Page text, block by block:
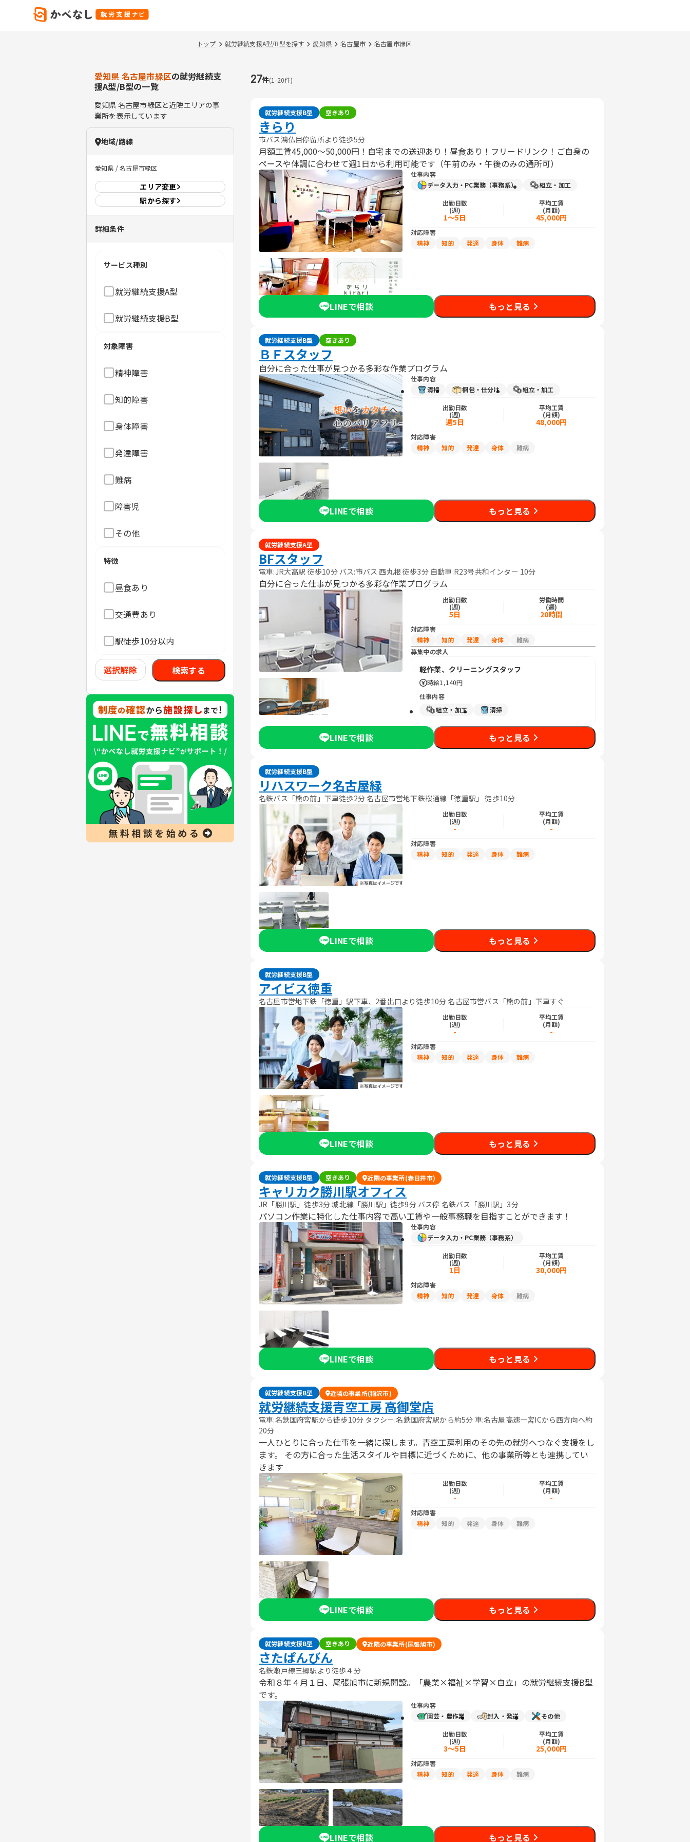
トップ 就労継続支援A型/B型を探す 愛知県 名古屋市 名古屋市緑区
愛知県 名古屋市緑区の就労継続支
援A型/B型の一覧
愛知県 名古屋市緑区と近隣エリアの事
業所を表示しています
地域/路線
愛知県 / 名古屋市緑区
エリア変更
駅から探す
詳細条件
サービス種別
就労継続支援A型
就労継続支援B型
対象障害
精神障害
知的障害
身体障害
発達障害
難病
障害児
その他
特徴
昼食あり
交通費あり
駅徒歩10分以内
選択解除 検索する
27件(1 -20件)
就労継続支援B型 空きあり
きらり
市バス鴻仏目停留所より徒歩5分
月額工賃45,000～50,000円！自宅までの送迎あり！昼食あり！フリードリンク！ご自身の
ペースや体調に合わせて週1日から利用可能です（午前のみ・午後のみの通所可）
仕事内容
データ入力・PC業務（事務系）
組立・加工
出勤日数
(週)
1～5日
平均工賃
(月額)
45,000円
対応障害
精神
知的 発達 身体 難病
LINEで相談 もっと見る
就労継続支援B型 空きあり
ＢＦスタッフ
自分に合った仕事が見つかる多彩な作業プログラム
仕事内容
清掃
梱包・仕分け 組立・加工
出勤日数
(週)
週5日
平均工賃
(月額)
48,000円
対応障害
精神
知的 発達 身体 難病
LINEで相談 もっと見る
就労継続支援A型
BFスタッフ
電車:JR大高駅 徒歩10分 バス:市バス 西丸根 徒歩3分 自動車:R23号共和インター 10分
自分に合った仕事が見つかる多彩な作業プログラム
出勤日数
(週)
5日
労働時間
(週)
20時間
対応障害
精神
知的 発達 身体
難病
募集中の求人
軽作業、クリーニングスタッフ
時給1,140円
仕事内容
組立・加工
清掃
LINEで相談 もっと見る
就労継続支援B型
リハスワーク名古屋緑
名鉄バス「熊の前」下車徒歩2分 名古屋市営地下鉄桜通線「徳重駅」 徒歩10分
出勤日数
(週)
-
平均工賃
(月額)
-
対応障害
精神
知的 発達 身体 難病
LINEで相談 もっと見る
就労継続支援B型
アイビス徳重
名古屋市営地下鉄「徳重」駅下車、2番出口より徒歩10分 名古屋市営バス「熊の前」下車すぐ
出勤日数
(週)
-
平均工賃
(月額)
-
対応障害
精神
知的 発達 身体 難病
LINEで相談 もっと見る
就労継続支援B型 空きあり 近隣の事業所(春日井市)
キャリカク勝川駅オフィス
JR「勝川駅」徒歩3分 城北線「勝川駅」徒歩9分 バス停 名鉄バス「勝川駅」3分
パソコン作業に特化した仕事内容で高い工賃や一般事務職を目指すことができます！
仕事内容
データ入力・PC業務（事務系）
出勤日数
(週)
1日
平均工賃
(月額)
30,000円
対応障害
精神
知的 発達 身体 難病
LINEで相談 もっと見る
就労継続支援B型 近隣の事業所(稲沢市)
就労継続支援青空工房 高御堂店
電車:名鉄国府宮駅から徒歩10分 タクシー:名鉄国府宮駅から約5分 車:名古屋高速一宮ICから西方向へ約
20分
一人ひとりに合った仕事を一緒に探します。青空工房利用のその先の就労へつなぐ支援をし
ます。 ​その方に合った生活スタイルや目標に近づくために、他の事業所等とも連携してい
きます
出勤日数
(週)
-
平均工賃
(月額)
-
対応障害
精神
知的 発達 身体 難病
LINEで相談 もっと見る
就労継続支援B型 空きあり 近隣の事業所(尾張旭市)
さたぱんびん
名鉄瀬戸線三郷駅より徒歩４分
令和８年４月１日、尾張旭市に新規開設。「農業×福祉×学習×自立」の就労継続支援B型
です。
仕事内容
園芸・農作業
封入・発送 その他
出勤日数
(週)
3～5日
平均工賃
(月額)
25,000円
対応障害
精神
知的 発達 身体 難病
LINEで相談 もっと見る